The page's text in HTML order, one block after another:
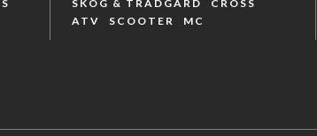
SKOG & TRÄDGÅRD
CROSS
ATV
SCOOTER MC